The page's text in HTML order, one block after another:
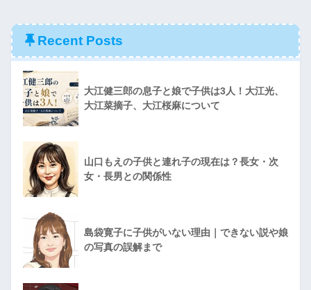
Recent Posts
大江健三郎の息子と娘で子供は3人！大江光、
大江菜摘子、大江桜麻について
山口もえの子供と連れ子の現在は？長女・次
女・長男との関係性
島袋寛子に子供がいない理由｜できない説や娘
の写真の誤解まで